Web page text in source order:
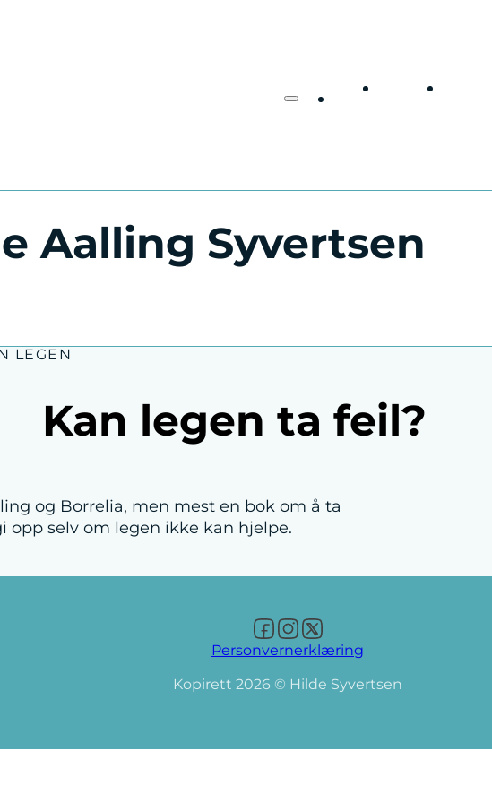
Aalling Syvertsen
Kan legen ta feil?
LEGEN
og Borrelia, men mest en bok om å ta
opp selv om legen ikke kan hjelpe.
Follow us on Facebook
Follow us on Instagram
Follow us on X
Personvernerklæring
Kopirett 2026 © Hilde Syvertsen